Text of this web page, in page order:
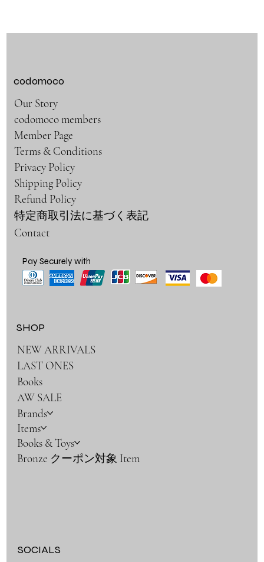
codomoco
Our Story
codomoco members
Member Page
Terms & Conditions
Privacy Policy
Shipping Policy
Refund Policy
特定商取引法に基づく表記
Contact
SHOP
NEW ARRIVALS
LAST ONES
Books
AW SALE
Brands
Items
Books & Toys
Bronze クーポン対象 Item
SOCIALS
Pay Securely with